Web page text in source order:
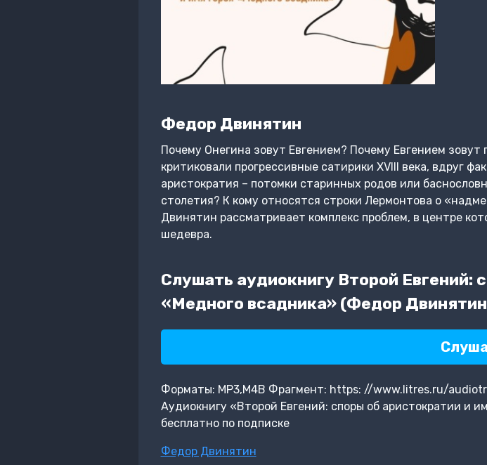
Федор Двинятин
Почему Онегина зовут Евгением? Почему Евгением
критиковали прогрессивные сатирики XVIII века, вдруг
аристократия – потомки старинных родов или
столетия? К кому относятся строки Лермонтова о
Двинятин рассматривает комплекс проблем, в центре
шедевра.
Слушать аудиокнигу Второй Евгений:
«Медного всадника» (Федор
Форматы: MP3,M4B Фрагмент: https: //www.litres.ru/
Аудиокнигу «Второй Евгений: споры об аристократии и
бесплатно по подписке
Метки
Федор Двинятин